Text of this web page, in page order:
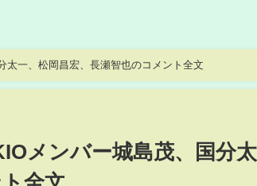
太一、松岡昌宏、長瀬智也のコメント全文
メンバー城島茂、国分太